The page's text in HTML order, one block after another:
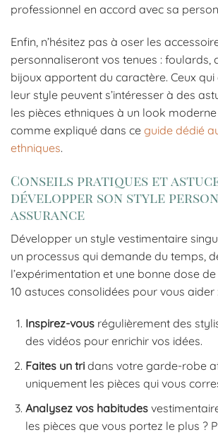
professionnel en accord avec sa
Enfin, n’hésitez pas à oser les
personnaliseront vos tenues : foulards,
bijoux apportent du caractère. Ceux
leur style peuvent s’intéresser à des
les pièces ethniques à un look
comme expliqué dans ce guide dédié
ethniques.
Conseils pratiques et
développer son style
assurance
Développer un style vestimentaire
un processus qui demande du temps,
l’expérimentation et une bonne dose
10 astuces consolidées pour vous aider :
Inspirez-vousrégulièrement des
des vidéos pour enrichir vos idées.
Faites un tridans votre garde-robe
uniquement les pièces qui vous
Analysez vos habitudes
les pièces que vous portez le plus ?